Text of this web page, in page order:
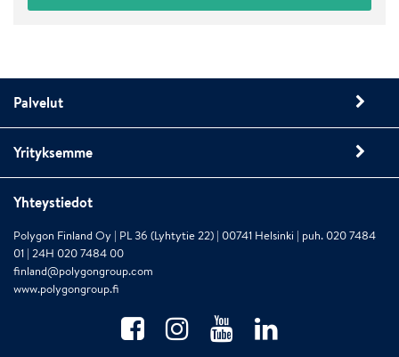
Palvelut
Yrityksemme
Yhteystiedot
Polygon Finland Oy | PL 36 (Lyhtytie 22) | 00741 Helsinki | puh. 020 7484
01 | 24H 020 7484 00
finland@polygongroup.com
www.polygongroup.fi